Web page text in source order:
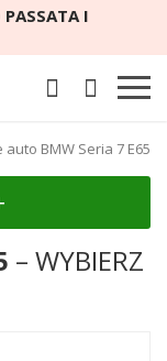
PASSATA I
BMW Seria 7 E65
– WYBIERZ